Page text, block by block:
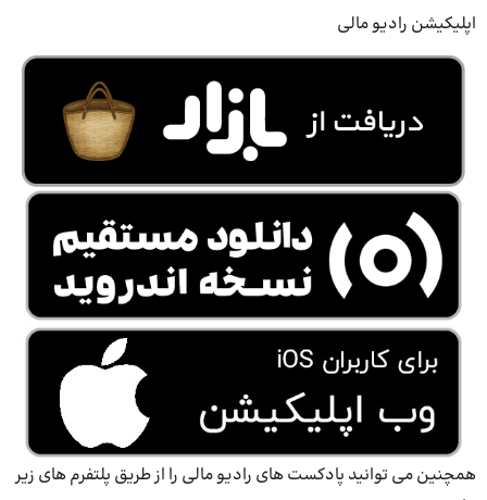
اپلیکیشن رادیو مالی
همچنین می توانید پادکست های رادیو مالی را از طریق پلتفرم های زیر